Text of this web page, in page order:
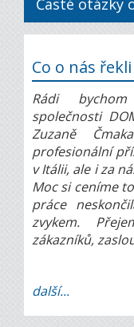
Časté otázky
Co o nás
Rádi
společnosti
Zuzaně
profesionální
v Itálii, ale i za
Moc si ceníme
práce
zvykem.
zákazníků,
další...